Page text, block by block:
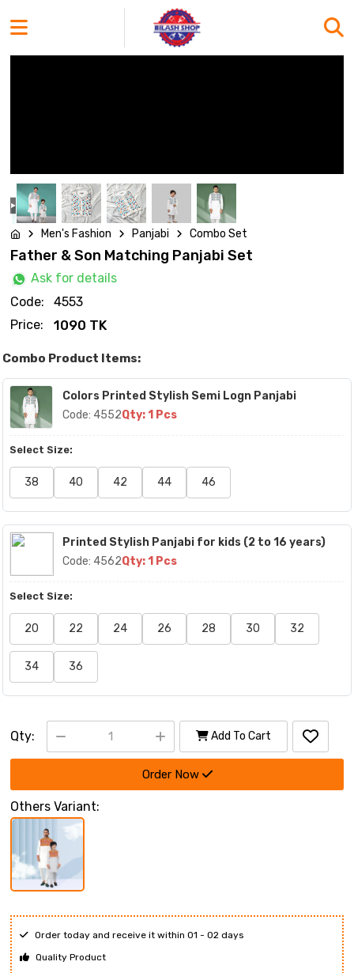
Men's Fashion Panjabi Combo Set
Father & Son Matching Panjabi Set
Ask for details
Code:
4553
Price:
1090 TK
Combo Product Items:
Colors Printed Stylish Semi Logn Panjabi
Code: 4552Qty: 1 Pcs
Select Size:
38 40 42 44 46
Printed Stylish Panjabi for kids (2 to 16 years)
Code: 4562Qty: 1 Pcs
Select Size:
20 22 24 26 28 30 32
34 36
Qty: Add To Cart
Order Now
Others Variant:
Order today and receive it within 01 - 02 days
Quality Product